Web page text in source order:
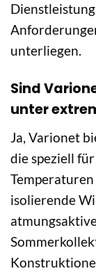
unterliegen.
Sind
unter
Ja, Varionet
die speziell
isolierende